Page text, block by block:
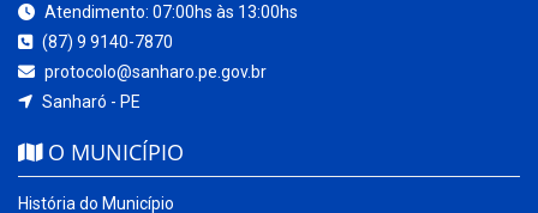
Atendimento: 07:00hs às 13:00hs
(87) 9 9140-7870
protocolo@sanharo.pe.gov.br
Sanharó - PE
O MUNICÍPIO
História do Município